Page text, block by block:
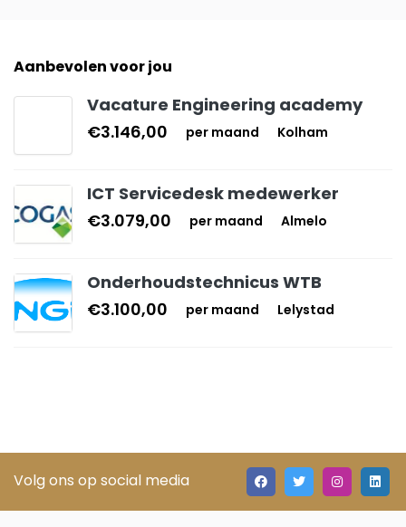
Aanbevolen voor jou
Vacature Engineering academy
€3.146,00
per maand Kolham
ICT Servicedesk medewerker
€3.079,00
per maand Almelo
Onderhoudstechnicus WTB
€3.100,00
per maand Lelystad
Volg ons op social media